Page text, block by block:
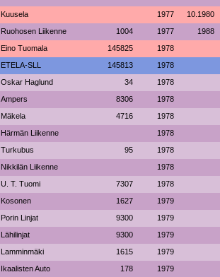
Kuusela 1977 10.1980
Ruohosen Liikenne 1004 1977 1988
Eino Tuomala 145825 1978
ETELA-SLL 145813 1978
Oskar Haglund 34 1978
Ampers 8306 1978
Mäkela 4716 1978
Härmän Liikenne 1978
Turkubus 95 1978
Nikkilän Liikenne 1978
U. T. Tuomi 7307 1978
Kosonen 1627 1979
Porin Linjat 9300 1979
Lähilinjat 9300 1979
Lamminmäki 1615 1979
Ikaalisten Auto 178 1979